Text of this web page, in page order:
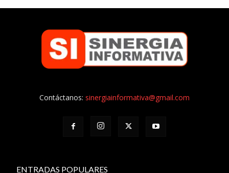
Contáctanos: sinergiainformativa@gmail.com
ENTRADAS POPULARES